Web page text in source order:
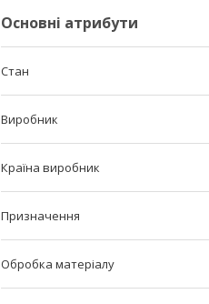
Основні атрибути
Стан
Виробник
Країна виробник
Призначення
Обробка матеріалу